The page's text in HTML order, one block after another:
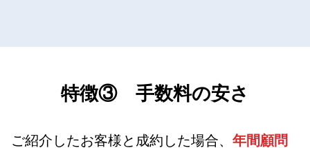
特徴③ 手数料の安さ
ご紹介したお客様と成約した場合、 年間顧問